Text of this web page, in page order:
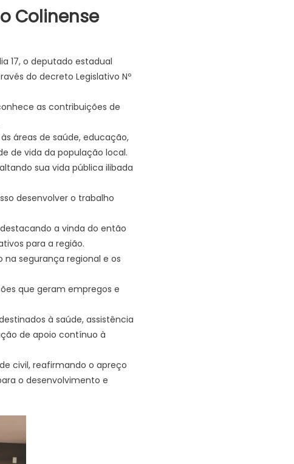
Colinense
17, o deputado estadual
do decreto Legislativo Nº
as contribuições de
áreas de saúde, educação,
de vida da população local.
sua vida pública ilibada
desenvolver o trabalho
a vinda do então
para a região.
segurança regional e os
que geram empregos e
à saúde, assistência
de apoio contínuo à
civil, reafirmando o apreço
o desenvolvimento e